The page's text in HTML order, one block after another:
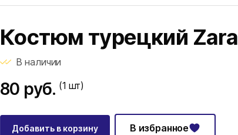
Костюм турецкий Zara
В наличии
80 руб. (1 шт)
Добавить в корзину В избранное